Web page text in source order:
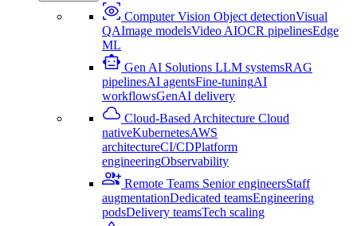
Computer Vision Object detectionVisual
QAImage modelsVideo AIOCR pipelinesEdge
ML
Gen AI Solutions LLM systemsRAG
pipelinesAI agentsFine-tuningAI
workflowsGenAI delivery
Cloud-Based Architecture Cloud
nativeKubernetesAWS
architectureCI/CDPlatform
engineeringObservability
Remote Teams Senior engineersStaff
augmentationDedicated teamsEngineering
podsDelivery teamsTech scaling